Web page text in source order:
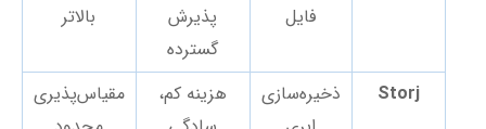
فایل
پذیرش
گسترده
بالاتر
Storj
ذخیره‌سازی
هزینه کم،
مقیاس‌پذیری